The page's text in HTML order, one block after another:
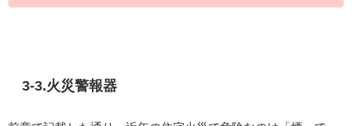
3-3.火災警報器